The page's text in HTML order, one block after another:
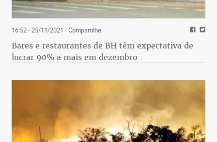
16:52 - 25/11/2021 - Compartilhe
Bares e restaurantes de BH têm expectativa de
lucrar 90% a mais em dezembro